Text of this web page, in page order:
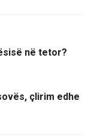
në tetor?
çlirim edhe